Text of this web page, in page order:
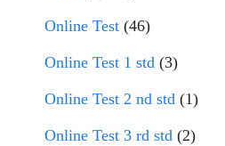
Online Test (46)
Online Test 1 std (3)
Online Test 2 nd std (1)
Online Test 3 rd std (2)